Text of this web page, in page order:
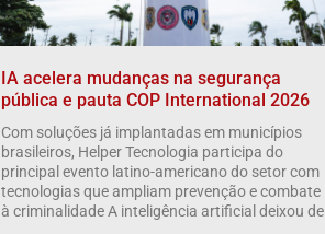
IA acelera mudanças na segurança
pública e pauta COP International 2026
Com soluções já implantadas em municípios
brasileiros, Helper Tecnologia participa do
principal evento latino-americano do setor com
tecnologias que ampliam prevenção e combate
à criminalidade A inteligência artificial deixou de